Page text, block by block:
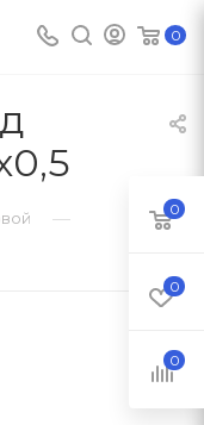
0
— 0
0
0